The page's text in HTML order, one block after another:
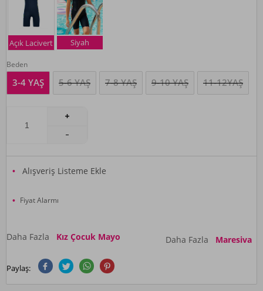
Açık Lacivert Siyah
Beden
3-4 YAŞ 5-6 YAŞ 7-8 YAŞ 9-10 YAŞ 11-12YAŞ
Alışveriş Listeme Ekle
Fiyat Alarmı
Daha Fazla Kız Çocuk Mayo Daha Fazla Maresiva
Paylaş: